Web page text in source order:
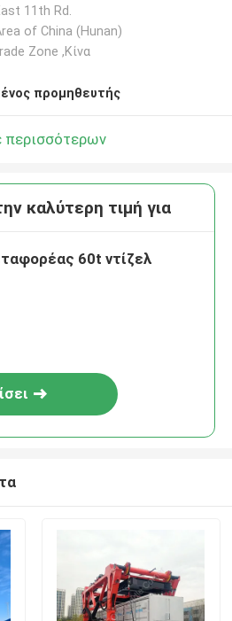
11th Rd.
of China (Hunan)
Zone ,Κίνα
προμηθευτής
περισσότερων
καλύτερη τιμή για
60t ντίζελ